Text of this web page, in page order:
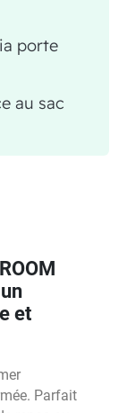
porte
au sac
et
Parfait